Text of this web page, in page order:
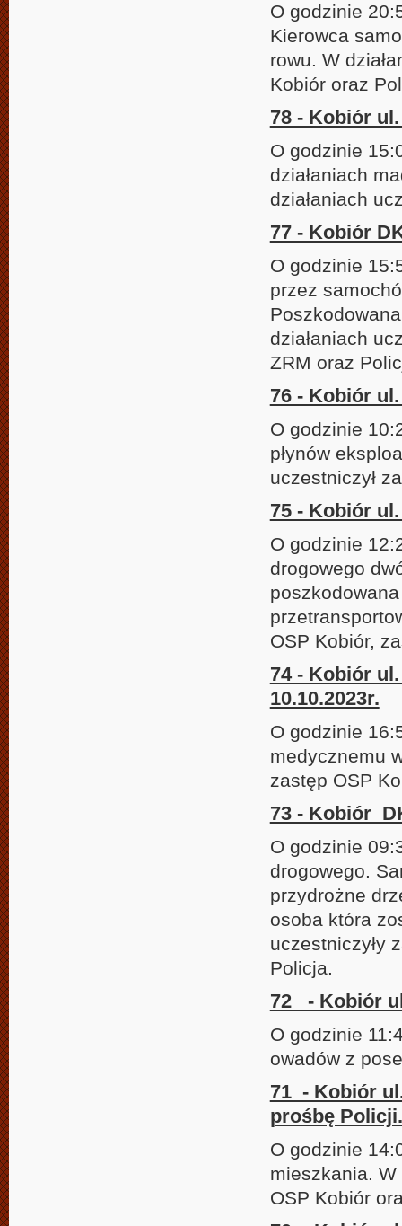
O godzinie
Kierowca
rowu. W
Kobiór oraz
78 - Kobiór
O godzinie
działaniach
działaniach
77 - Kobiór
O godzinie
przez
działaniach
ZRM oraz
76 - Kobiór
O godzinie
płynów
uczestniczył
75 - Kobiór
O godzinie
drogowego
OSP Kobiór,
74 - Kobiór
10.10.2023r.
O godzinie
medycznemu
zastęp OSP
73 - Kobiór
O godzinie
drogowego.
przydrożne
osoba która
uczestniczyły
Policja.
72 - Kobiór
O godzinie
owadów z
71 - Kobiór
prośbę
O godzinie
mieszkania. W
OSP Kobiór